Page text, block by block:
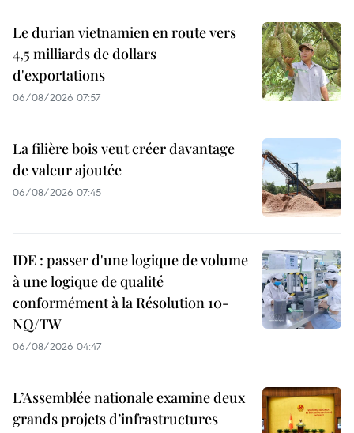
Le durian vietnamien en route vers
4,5 milliards de dollars
d'exportations
06/08/2026 07:57
La filière bois veut créer davantage
de valeur ajoutée
06/08/2026 07:45
IDE : passer d'une logique de volume
à une logique de qualité
conformément à la Résolution 10-
NQ/TW
06/08/2026 04:47
L’Assemblée nationale examine deux
grands projets d’infrastructures